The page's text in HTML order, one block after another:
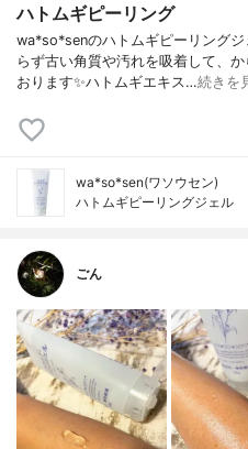
ハトムギピーリング
wa*so*senのハトムギピーリング
らず古い角質や汚れを吸着して、
おります✨ハトムギエキス…続きを
wa*so*sen(ワソウセン)
ハトムギピーリングジェル
ごん